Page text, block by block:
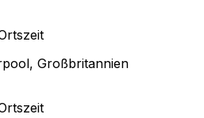
Großbritannien